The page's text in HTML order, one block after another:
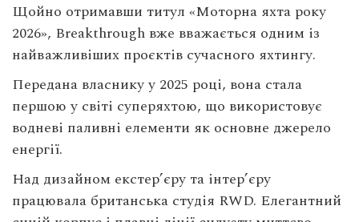
Щойно отримавши титул «Моторна яхта року
2026», Breakthrough вже вважається одним із
найважливіших проєктів сучасного яхтингу.
Передана власнику у 2025 році, вона стала
першою у світі суперяхтою, що використовує
водневі паливні елементи як основне джерело
енергії.
Над дизайном екстер’єру та інтер’єру
працювала британська студія RWD. Елегантний